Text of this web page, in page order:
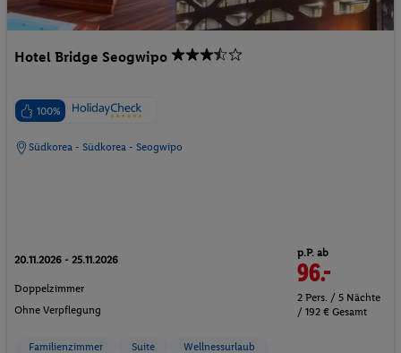
Hotel Bridge Seogwipo
100%
Südkorea - Südkorea - Seogwipo
20.11.2026 - 25.11.2026
Doppelzimmer
Ohne Verpflegung
p.P. ab
96.-
2 Pers. / 5 Nächte
/ 192 € Gesamt
Familienzimmer Suite Wellnessurlaub